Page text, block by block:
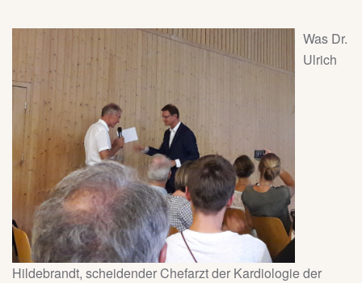
Was Dr.
Ulrich
Hildebrandt, scheidender Chefarzt der Kardiologie der